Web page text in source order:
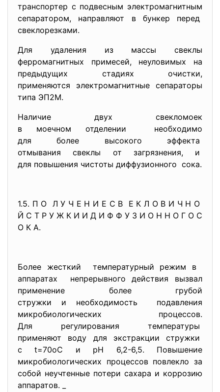
транспортер с подвесным электромагнитным
сепаратором, направляют в бункер перед
свеклорезками.
Для удаления из массы свеклы
ферромагнитных примесей, неуловимых на
предыдущих стадиях очистки,
применяются электромагнитные сепараторы
типа ЭП2М.
Наличие двух свекломоек
в моечном отделении необходимо
для более высокого эффекта
отмывания свеклы от загрязнения, и
для повышения чистоты диффузионного сока.
1.5. П О Л У Ч Е Н И Е С В Е К Л О В И Ч Н О
Й С Т Р У Ж К И И Д И Ф Ф У З И О Н Н О Г О С
О К А.
Более жесткий температурный режим в
аппаратах непрерывного действия вызвал
применение более грубой
стружки и необходимость подавления
микробиологических процессов.
Для регулирования температуры
применяют воду для экстракции стружки
с t=70oC и pH 6,2-6,5. Повышение
микробиологических процессов повлекло за
собой неучтенные потери сахара и коррозию
аппаратов. _